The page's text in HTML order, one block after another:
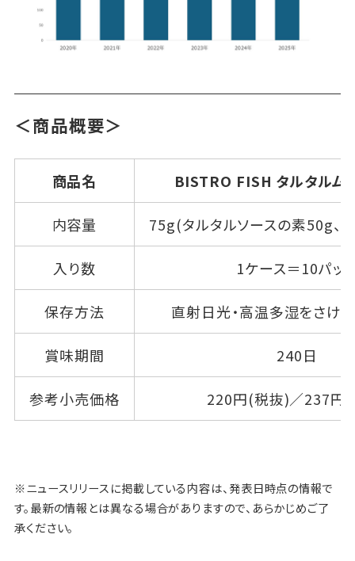
＜商品概要＞
商品名 BISTRO FISH タルタルム
内容量 75g(タルタルソースの素50g、
入り数 1ケース＝10パッ
保存方法 直射日光・高温多湿をさけ
賞味期間 240日
参考小売価格 220円(税抜)／237円
※ニュースリリースに掲載している内容は、発表日時点の情報で
す。最新の情報とは異なる場合がありますので、あらかじめご了
承ください。